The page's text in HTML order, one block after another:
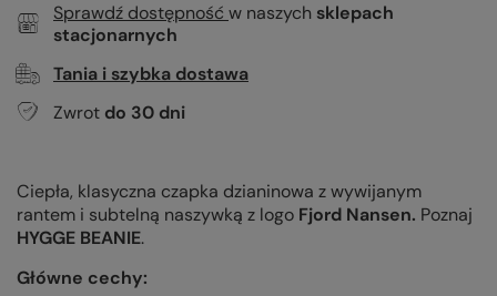
Sprawdź dostępność w naszych sklepach
stacjonarnych
Tania i szybka dostawa
Zwrot do 30 dni
Ciepła, klasyczna czapka dzianinowa z wywijanym
rantem i subtelną naszywką z logo Fjord Nansen. Poznaj
HYGGE BEANIE.
Główne cechy: